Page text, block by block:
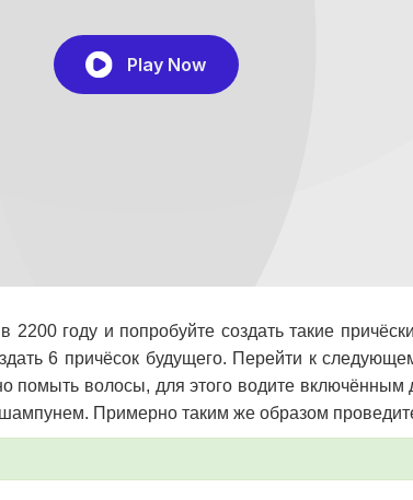
2200 году и попробуйте создать такие
6 причёсок будущего. Перейти к
помыть волосы, для этого водите
Примерно таким же образом